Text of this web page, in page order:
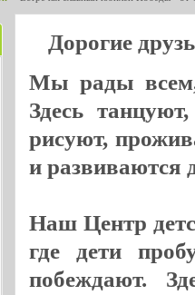
Дорогие
Мы рады всем,
Здесь
рисуют,
и развиваются
Наш Центр
где дети
побеждают.